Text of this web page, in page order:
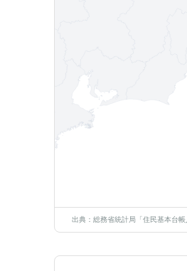
出典：総務省統計局「住民基本台